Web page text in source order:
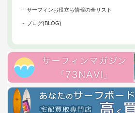
サーフィンお役立ち情報の全リスト
ブログ(BLOG)